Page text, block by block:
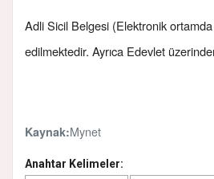
Adli Sicil Belgesi (Elektronik
edilmektedir. Ayrıca Edevlet
Kaynak:Mynet
Anahtar Kelimeler: